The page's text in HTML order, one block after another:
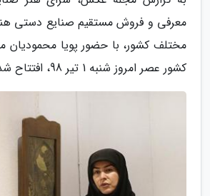
معرفی و فروش مستقیم صنایع دستی
مختلف کشور، با حضور پویا محمودیان
کشور عصر امروز شنبه 1 تیر 98، افتتاح شد.